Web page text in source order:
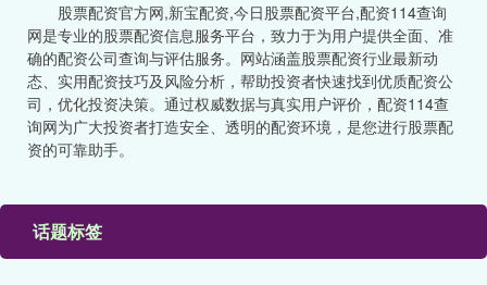
股票配资官方网,新宝配资,今日股票配资平台,配资114查询
网是专业的股票配资信息服务平台，致力于为用户提供全面、准
确的配资公司查询与评估服务。网站涵盖股票配资行业最新动
态、实用配资技巧及风险分析，帮助投资者快速找到优质配资公
司，优化投资决策。通过权威数据与真实用户评价，配资114查
询网为广大投资者打造安全、透明的配资环境，是您进行股票配
资的可靠助手。
话题标签